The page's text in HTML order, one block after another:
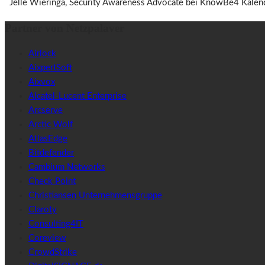
Jelle Wieringa, Security Awareness Advocate bei KnowBe4
Airlock
AixpertSoft
Aixvox
Alcatel-Lucent Enterprise
Arcserve
Arctic Wolf
AtlasEdge
Bitdefender
Cambium Networks
Check Point
Christiansen Unternehmensgruppe
Claroty
Consulting4IT
Coreview
CrowdStrike